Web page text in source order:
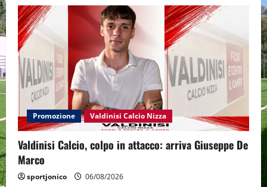
Promozione Valdinisi Calcio Nizza
Valdinisi Calcio, colpo in attacco: arriva Giuseppe De
Marco
sportjonico 06/08/2026